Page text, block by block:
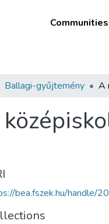
Ballagi-gyűjtemény
bea.fszek.hu/handle/